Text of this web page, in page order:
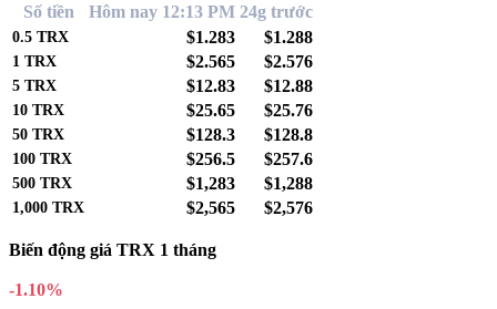
Số tiền Hôm nay 12:13 PM 24g trước
0.5 TRX $1.283 $1.288
1 TRX $2.565 $2.576
5 TRX $12.83 $12.88
10 TRX $25.65 $25.76
50 TRX $128.3 $128.8
100 TRX $256.5 $257.6
500 TRX $1,283 $1,288
1,000 TRX $2,565 $2,576
Biến động giá TRX 1 tháng
-1.10%